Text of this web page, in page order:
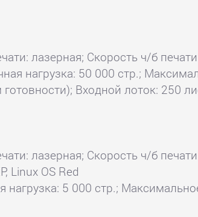
лазерная; Скорость ч/б
нагрузка: 50 000 стр.;
Входной лоток: 250
лазерная; Скорость ч/б
Linux OS Red
5 000 стр.;